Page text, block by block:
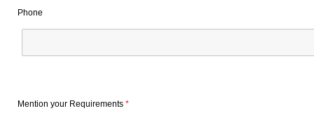
Phone
Mention your Requirements *